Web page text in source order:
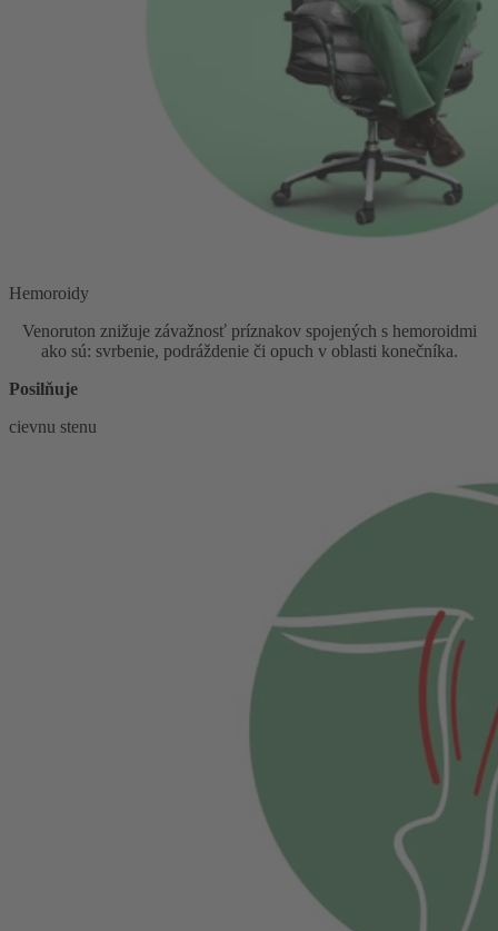
Hemoroidy
Venoruton znižuje závažnosť príznakov spojených s hemoroidmi
ako sú: svrbenie, podráždenie či opuch v oblasti konečníka.
Posilňuje
cievnu stenu